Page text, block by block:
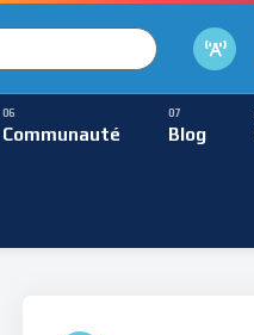
Lecture
Communauté Blog
Méditative